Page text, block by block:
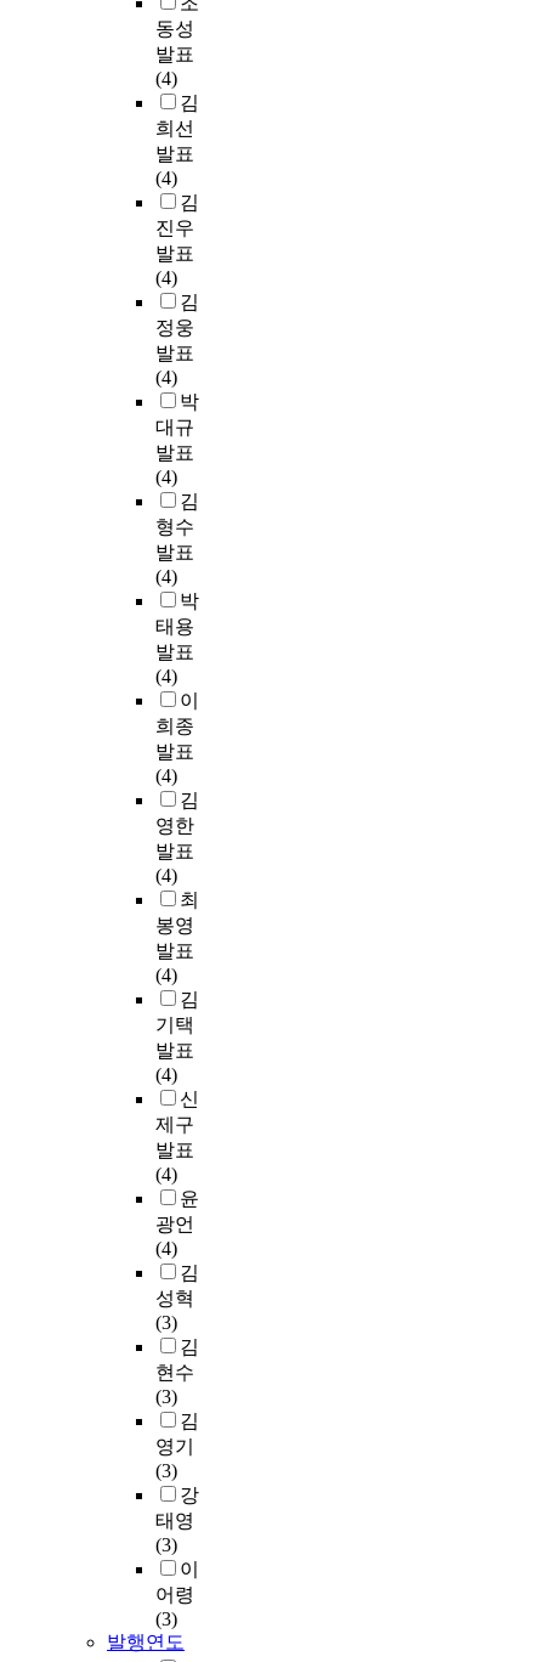
동성
발표
(4)
김
희선
발표
(4)
김
진우
발표
(4)
김
정웅
발표
(4)
박
대규
발표
(4)
김
형수
발표
(4)
박
태용
발표
(4)
이
희종
발표
(4)
김
영한
발표
(4)
최
봉영
발표
(4)
김
기택
발표
(4)
신
제구
발표
(4)
윤
광언
(4)
김
성혁
(3)
김
현수
(3)
김
영기
(3)
강
태영
(3)
이
어령
(3)
발행연도